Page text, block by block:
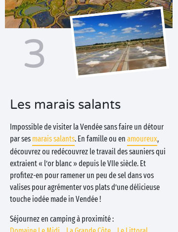
3
Les marais salants
Impossible de visiter la Vendée sans faire un détour
par ses marais salants. En famille ou en amoureux,
découvrez ou redécouvrez le travail des sauniers qui
extraient « l’or blanc » depuis le VIIe siècle. Et
profitez-en pour ramener un peu de sel dans vos
valises pour agrémenter vos plats d’une délicieuse
touche iodée made in Vendée !
Séjournez en camping à proximité :